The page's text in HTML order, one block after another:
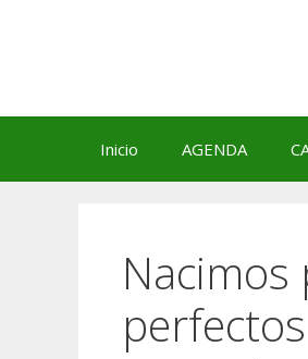
Inicio AGENDA
perfectos